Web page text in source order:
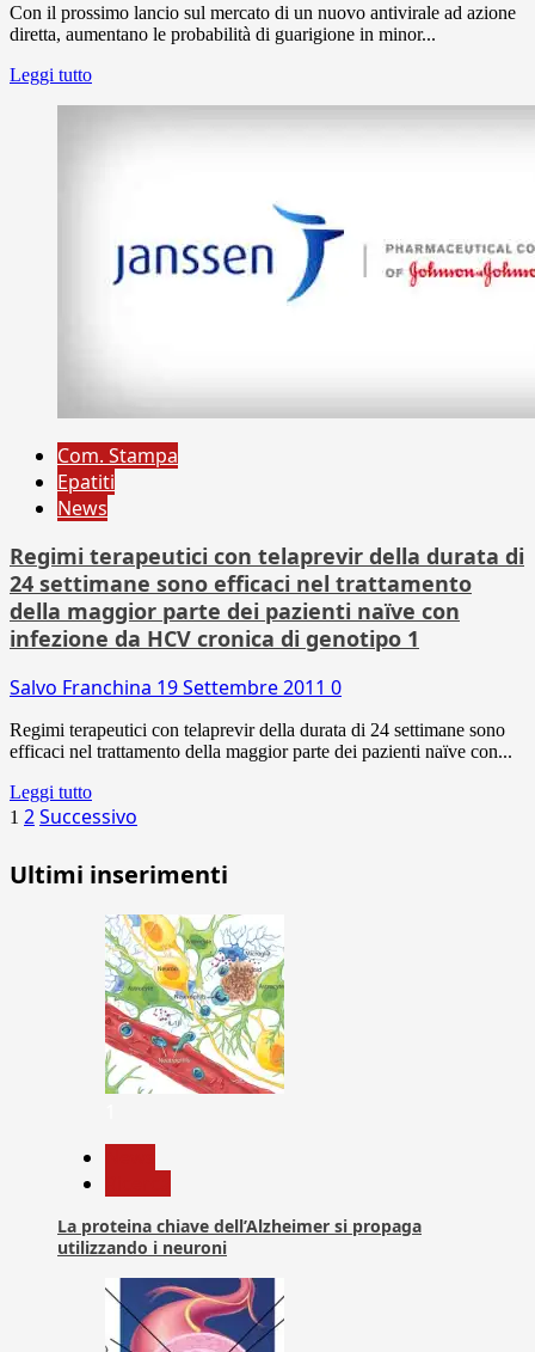
Con il prossimo lancio sul mercato di un nuovo antivirale ad azione
diretta, aumentano le probabilità di guarigione in minor...
Leggi tutto
Com. Stampa
Epatiti
News
Regimi terapeutici con telaprevir della durata di
24 settimane sono efficaci nel trattamento
della maggior parte dei pazienti naïve con
infezione da HCV cronica di genotipo 1
Salvo Franchina 19 Settembre 2011 0
Regimi terapeutici con telaprevir della durata di 24 settimane sono
efficaci nel trattamento della maggior parte dei pazienti naïve con...
Leggi tutto
Paginazione
degli
articoli
1 2Successivo
Ultimi inserimenti
La proteina chiave dell’Alzheimer si propaga
utilizzando i neuroni